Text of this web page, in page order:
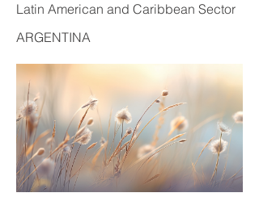
Latin American and Caribbean Sector
ARGENTINA